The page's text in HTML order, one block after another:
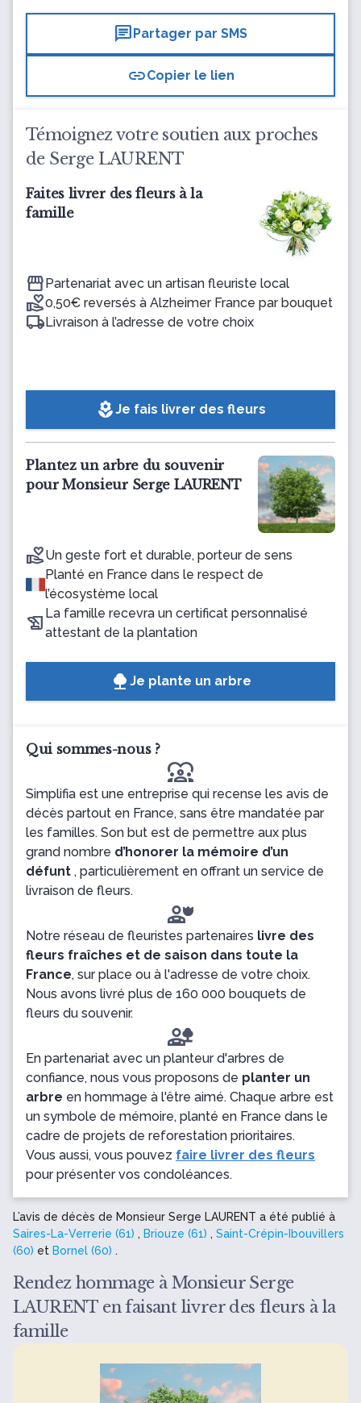
chatPartager par SMS
linkCopier le lien
Témoignez votre soutien aux proches
de Serge LAURENT
Faites livrer des fleurs à la
famille
Partenariat avec un artisan fleuriste local
0,50€ reversés à Alzheimer France par bouquet
Livraison à l’adresse de votre choix
local_floristJe fais livrer des fleurs
Plantez un arbre du souvenir
pour Monsieur Serge LAURENT
Un geste fort et durable, porteur de sens
Planté en France dans le respect de
l’écosystème local
La famille recevra un certificat personnalisé
attestant de la plantation
Je plante un arbre
Qui sommes-nous ?
diversity_1
Simplifia est une entreprise qui recense les avis de
décès partout en France, sans être mandatée par
les familles. Son but est de permettre aux plus
grand nombre d’honorer la mémoire d’un
défunt , particulièrement en offrant un service de
livraison de fleurs.
Notre réseau de fleuristes partenaires livre des
fleurs fraîches et de saison dans toute la
France, sur place ou à l'adresse de votre choix.
Nous avons livré plus de 160 000 bouquets de
fleurs du souvenir.
En partenariat avec un planteur d'arbres de
confiance, nous vous proposons de planter un
arbre en hommage à l'être aimé. Chaque arbre est
un symbole de mémoire, planté en France dans le
cadre de projets de reforestation prioritaires.
Vous aussi, vous pouvez faire livrer des fleurs
pour présenter vos condoléances.
L’avis de décès de Monsieur Serge LAURENT a été publié à
Saires-La-Verrerie (61) , Briouze (61) , Saint-Crépin-Ibouvillers
(60) et Bornel (60) .
Rendez hommage à Monsieur Serge
LAURENT en faisant livrer des fleurs à la
famille